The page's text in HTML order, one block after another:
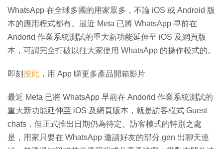
WhatsApp 在全球多國的用家眾多，不論 iOS 或 Android 版
本的應用程式都有。最近 Meta 已將 WhatsApp 早前在
Andorid 作業系統測試的重大新功能延伸至 iOS 及網頁版
本，可謂完全打破以往大家使用 WhatsApp 的操作模式的。
即刻 按此 ，用 App 睇更多產品開箱影片
最近 Meta 已將 WhatsApp 早前在 Andorid 作業系統測試的
重大新功能延伸至 iOS 及網頁版本，就是訪客模式 Guest
chats，但正式推出日期仍為待定。訪客模式的特別之處
是，用家只要在 WhatsApp 邀請好友的部分 gen 出聊天連